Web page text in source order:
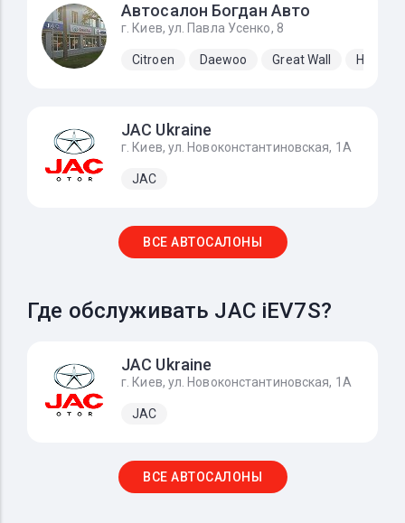
Автосалон Богдан Авто
г. Киев, ул. Павла Усенко, 8
Citroen Daewoo Great Wall Hyundai
JAC Ukraine
г. Киев, ул. Новоконстантиновская, 1А
JAC
ВСЕ АВТОСАЛОНЫ
Где обслуживать JAC iEV7S?
JAC Ukraine
г. Киев, ул. Новоконстантиновская, 1А
JAC
ВСЕ АВТОСАЛОНЫ